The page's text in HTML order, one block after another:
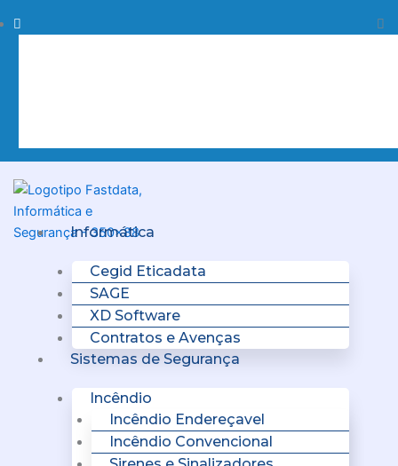
to
Procurar
Informática
Cegid Eticadata
SAGE
XD Software
Contratos e Avenças
Sistemas de Segurança
Incêndio
Incêndio Endereçavel
Incêndio Convencional
Menu